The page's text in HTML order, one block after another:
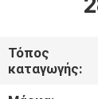
ΠΕΡΊΠΟΥ
ΕΜΕΊΣ
Τόπος
καταγωγής: